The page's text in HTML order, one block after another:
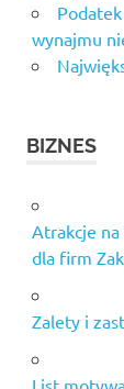
wynajmu
BIZNES
Atrakcje
dla firm
Zalety i